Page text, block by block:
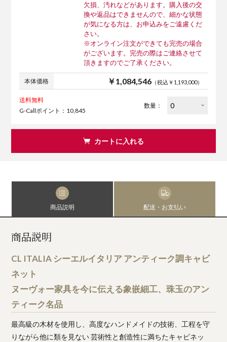
欠損、汚れなどがあります。購入後の交
換や返品はできませんので、細かな状態
が気になる方は、お申込みをご遠慮くだ
さい。
※オンライン注文ができても完売の場合
がございます。完売の際はご連絡させて
頂きますのでご了承ください。
本体価格 ￥1,084,546（税込￥1,193,000）
送料無料
G-Callポイント：10,845
数量：
カートに入れる
商品説明 配送・お支払い
商品説明
CL ITALIA シーエルイタリア アンティーク調キャビ
ネット
ヌーヴォー家具を今に伝える象嵌細工、珠玉のアン
ティーク名品
最高級の木材を使用し、高度なハンドメイドの技術、工程を守
りながら他に類を見ない 芸術性と創造性に満ちたキャビネッ